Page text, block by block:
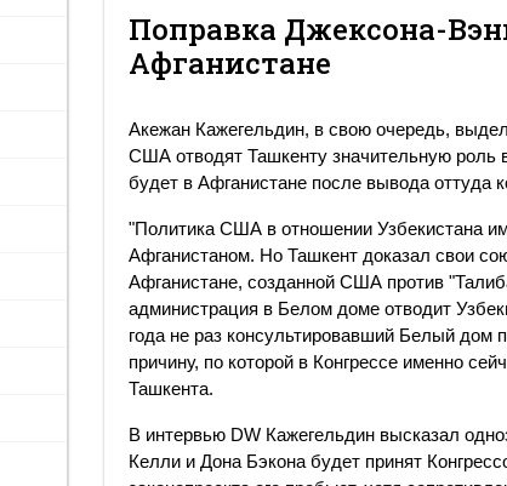
Поправка Джексона-
Афганистане
Акежан Кажегельдин, в свою очередь,
США отводят Ташкенту значительную роль
будет в Афганистане после вывода оттуда
"Политика США в отношении Узбекистана
Афганистаном. Но Ташкент доказал свои
Афганистане, созданной США против
администрация в Белом доме отводит
года не раз консультировавший Белый дом
причину, по которой в Конгрессе именно
Ташкента.
В интервью DW Кажегельдин высказал
Келли и Дона Бэкона будет принят